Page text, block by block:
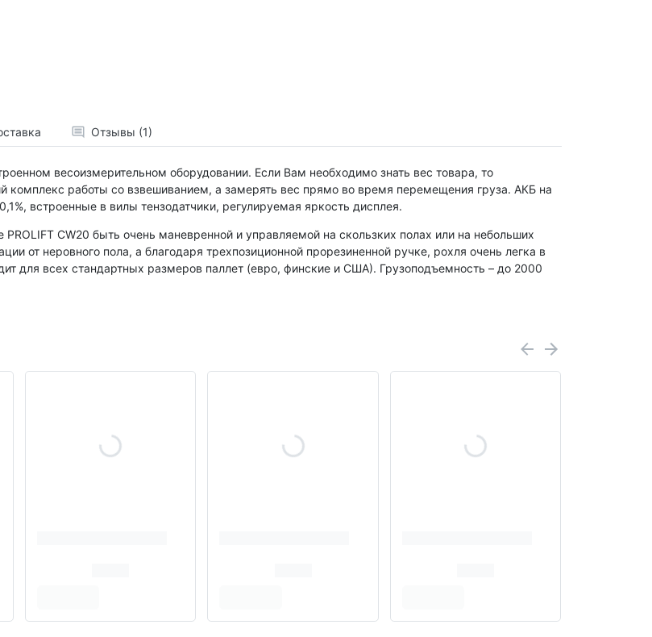
Отзывы (1)
весоизмерительном оборудовании. Если Вам необходимо знать вес товара, то
комплекс работы со взвешиванием, а замерять вес прямо во время перемещения груза. АКБ на
встроенные в вилы тензодатчики, регулируемая яркость дисплея.
CW20 быть очень маневренной и управляемой на скользких полах или на небольших
от неровного пола, а благодаря трехпозиционной прорезиненной ручке, рохля очень легка в
для всех стандартных размеров паллет (евро, финские и США). Грузоподъемность – до 2000